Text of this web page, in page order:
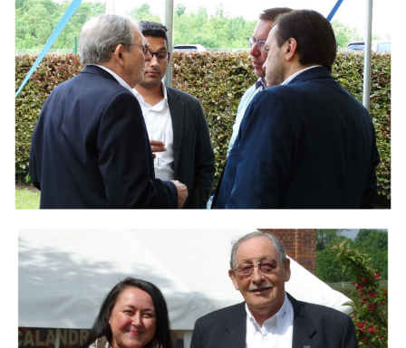
ARMCHAIR
ARMCHAIR